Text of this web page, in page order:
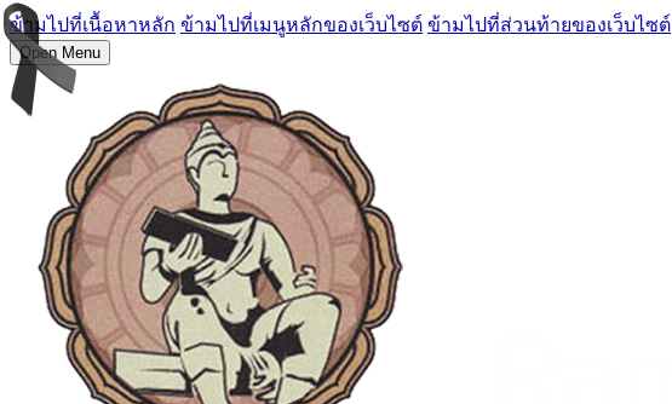
ข้ามไปที่เนื้อหาหลัก ข้ามไปที่เมนูหลักของเว็บไซต์ ข้ามไปที่ส่วนท้ายของเว็บไซต์
Open Menu